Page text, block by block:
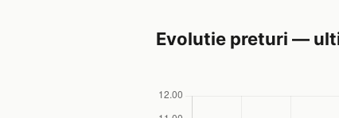
Evolutie preturi —